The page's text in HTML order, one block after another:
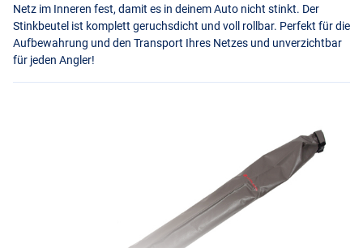
Netz im Inneren fest, damit es in deinem Auto nicht stinkt. Der
Stinkbeutel ist komplett geruchsdicht und voll rollbar. Perfekt für die
Aufbewahrung und den Transport Ihres Netzes und unverzichtbar
für jeden Angler!